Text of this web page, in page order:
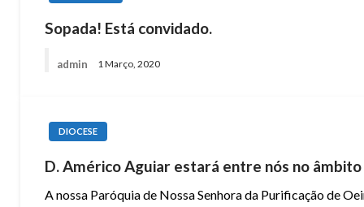
Sopada! Está convidado.
admin 1 Março, 2020
DIOCESE
D. Américo Aguiar estará entre nós no
A nossa Paróquia de Nossa Senhora da Purificação de